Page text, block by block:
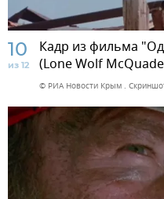
10
из 12
Кадр из фильма
(Lone Wolf
© РИА Новости Крым .